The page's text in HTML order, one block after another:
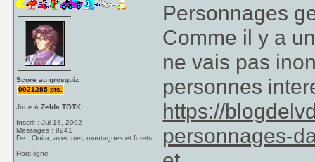
Score au grosquiz
0021285 pts.
Joue àZelda TOTK
Inscrit : Jul 18, 2002
Messages : 9241
De : Ooita, avec mer, montagnes et forets
Hors ligne
Personnages
Comme il y a
ne vais pas
personnes
https://
personnages-